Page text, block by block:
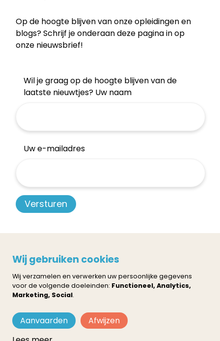
Wij gebruiken cookies
Wij verzamelen en verwerken uw persoonlijke gegevens
voor de volgende doeleinden: Functioneel, Analytics,
Marketing, Social.
Aanvaarden
Afwijzen
Op de hoogte blijven van onze opleidingen en
blogs? Schrijf je onderaan deze pagina in op
onze nieuwsbrief!
Wil je graag op de hoogte blijven van de
laatste nieuwtjes? Uw naam
Uw e-mailadres
Neem contact op
+32 16 82 04 82